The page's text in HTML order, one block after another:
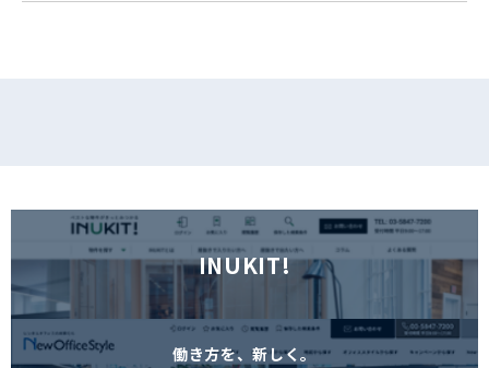
INUKIT!
働き方を、新しく。